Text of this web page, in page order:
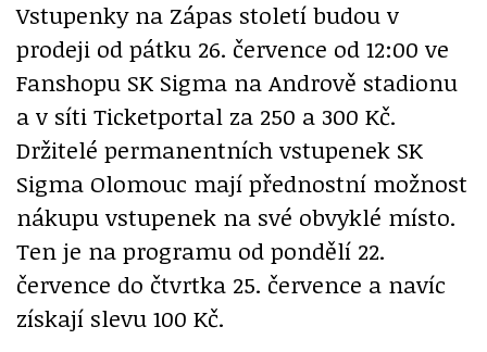
Vstupenky na Zápas století budou v
prodeji od pátku 26. července od 12:00 ve
Fanshopu SK Sigma na Andrově stadionu
a v síti Ticketportal za 250 a 300 Kč.
Držitelé permanentních vstupenek SK
Sigma Olomouc mají přednostní možnost
nákupu vstupenek na své obvyklé místo.
Ten je na programu od pondělí 22.
července do čtvrtka 25. července a navíc
získají slevu 100 Kč.